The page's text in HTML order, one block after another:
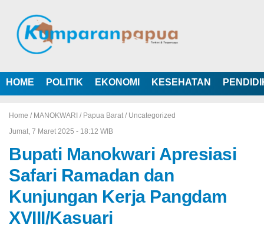
HOME POLITIK EKONOMI KESEHATAN
Home / MANOKWARI / Papua Barat / Uncategorized
Jumat, 7 Maret 2025 - 18:12 WIB
Bupati Manokwari Apresiasi
Safari Ramadan dan
Kunjungan Kerja Pangdam
XVIII/Kasuari